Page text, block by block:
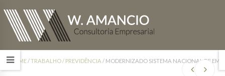
HOME/TRABALHO / PREVIDÊNCIA / MODERNIZADO SISTEMA NACIONAL DE